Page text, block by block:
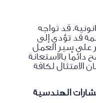
قد تواجه
قد تؤدي إلى
على سير العمل
دائمًا بالاستعانة
لكافة
الهندسية